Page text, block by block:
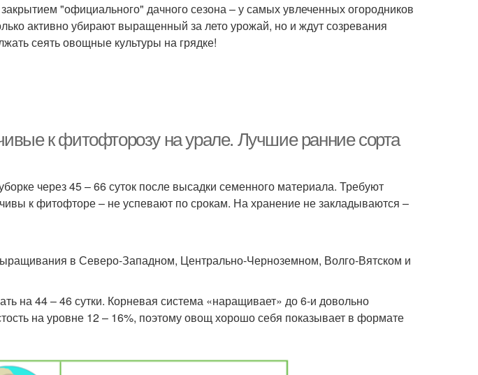
"официального" дачного сезона – у самых увлеченных огородников
активно убирают выращенный за лето урожай, но и ждут созревания
сеять овощные культуры на грядке!
к фитофторозу на урале. Лучшие ранние сорта
через 45 – 66 суток после высадки семенного материала. Требуют
к фитофторе – не успевают по срокам. На хранение не закладываются –
в Северо-Западном, Центрально-Черноземном, Волго-Вятском и
на 44 – 46 сутки. Корневая система «наращивает» до 6-и довольно
на уровне 12 – 16%, поэтому овощ хорошо себя показывает в формате